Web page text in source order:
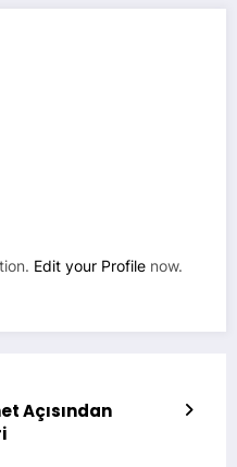
Edit your Profile now.
Açısından